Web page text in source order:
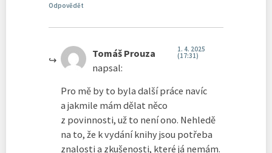
Odpovědět
Tomáš Prouza
napsal:
1. 4. 2025
(17:31)
Pro mě by to byla další práce navíc
a jakmile mám dělat něco
z povinnosti, už to není ono. Nehledě
na to, že k vydání knihy jsou potřeba
znalosti a zkušenosti, které já nemám.